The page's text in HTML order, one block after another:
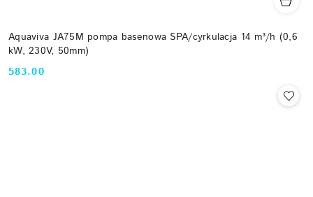
Aquaviva JA75M pompa basenowa SPA/cyrkulacja 14 m³/h (0,6
kW, 230V, 50mm)
Cena:
583.00